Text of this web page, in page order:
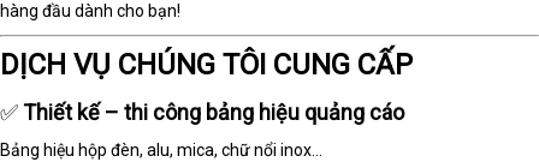
hàng đầu dành cho bạn!
DỊCH VỤ CHÚNG TÔI CUNG CẤP
✅Thiết kế – thi công bảng hiệu quảng cáo
Bảng hiệu hộp đèn, alu, mica, chữ nổi inox...